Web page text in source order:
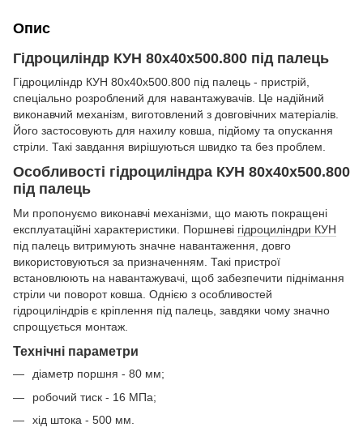
Опис
Гідроциліндр КУН 80х40х500.800 під палець
Гідроциліндр КУН 80x40x500.800 під палець - пристрій,
спеціально розроблений для навантажувачів. Це надійний
виконавчий механізм, виготовлений з довговічних матеріалів.
Його застосовують для нахилу ковша, підйому та опускання
стріли. Такі завдання вирішуються швидко та без проблем.
Особливості гідроциліндра КУН 80x40x500.800
під палець
Ми пропонуємо виконавчі механізми, що мають покращені
експлуатаційні характеристики. Поршневі гідроциліндри КУН
під палець витримують значне навантаження, довго
використовуються за призначенням. Такі пристрої
встановлюють на навантажувачі, щоб забезпечити піднімання
стріли чи поворот ковша. Однією з особливостей
гідроциліндрів є кріплення під палець, завдяки чому значно
спрощується монтаж.
Технічні параметри
діаметр поршня - 80 мм;
робочий тиск - 16 МПа;
хід штока - 500 мм.